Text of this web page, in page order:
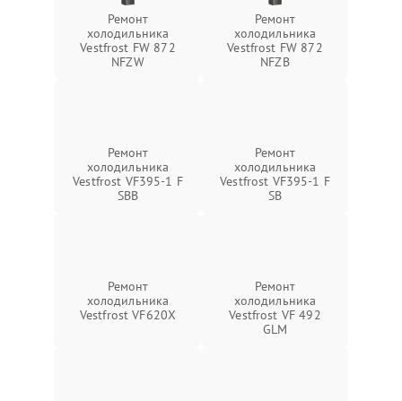
Ремонт
холодильника
Vestfrost FW 872
NFZW
Ремонт
холодильника
Vestfrost FW 872
NFZВ
Ремонт
холодильника
Vestfrost VF395-1 F
SBB
Ремонт
холодильника
Vestfrost VF395-1 F
SB
Ремонт
холодильника
Vestfrost VF620X
Ремонт
холодильника
Vestfrost VF 492
GLM